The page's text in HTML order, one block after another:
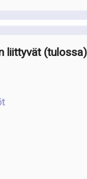
liittyvät(tulossa)